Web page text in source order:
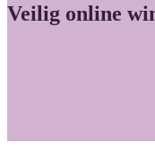
e
t
m
Veilig online